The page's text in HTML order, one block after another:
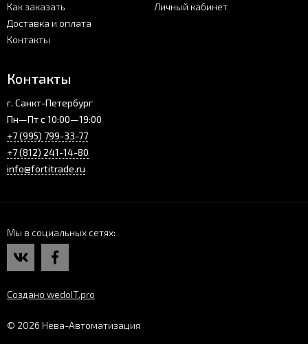
Как заказать
Доставка и оплата
Контакты
Личный кабинет
Контакты
г. Санкт-Петербург
Пн—Пт с 10:00—19:00
+7 (995) 799-33-77
+7 (812) 241-14-80
info@fortitrade.ru
Мы в социальных сетях
Создано wedoIT.pro
© 2026 Нева-Автоматизация